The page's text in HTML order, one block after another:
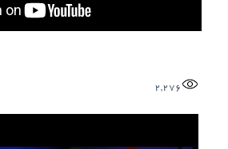
2,276